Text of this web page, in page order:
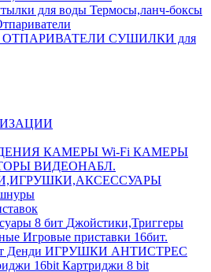
для воды Термосы,ланч-боксы
ОТПАРИВАТЕЛИ СУШИЛКИ для
КАМЕРЫ Wi-Fi КАМЕРЫ
ВИДЕОНАБЛ.
8 бит Джойстики,Триггеры
Игровые приставки 16бит.
Денди ИГРУШКИ АНТИСТРЕС
16bit Картриджи 8 bit